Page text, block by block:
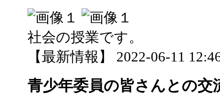
社会の授業です。
【最新情報】 2022-06-11
青少年委員の皆さんとの交